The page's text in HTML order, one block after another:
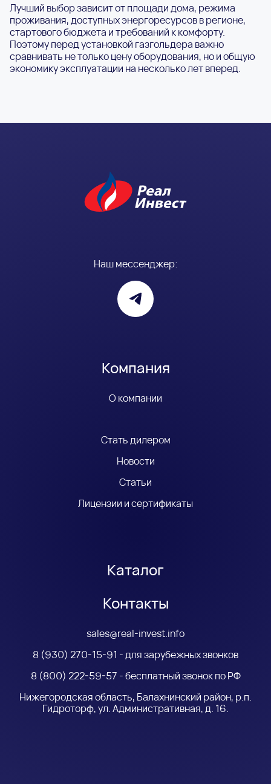
Лучший выбор зависит от площади дома, режима
проживания, доступных энергоресурсов в регионе,
стартового бюджета и требований к комфорту.
Поэтому перед установкой газгольдера важно
сравнивать не только цену оборудования, но и общую
экономику эксплуатации на несколько лет вперед.
Наш мессенджер:
Компания
О компании
Стать дилером
Новости
Статьи
Лицензии и сертификаты
Каталог
Контакты
sales@real-invest.info
8 (930) 270-15-91 - для зарубежных звонков
8 (800) 222-59-57 - бесплатный звонок по РФ
Нижегородская область, Балахнинский район, р.п.
Гидроторф, ул. Административная, д. 16.